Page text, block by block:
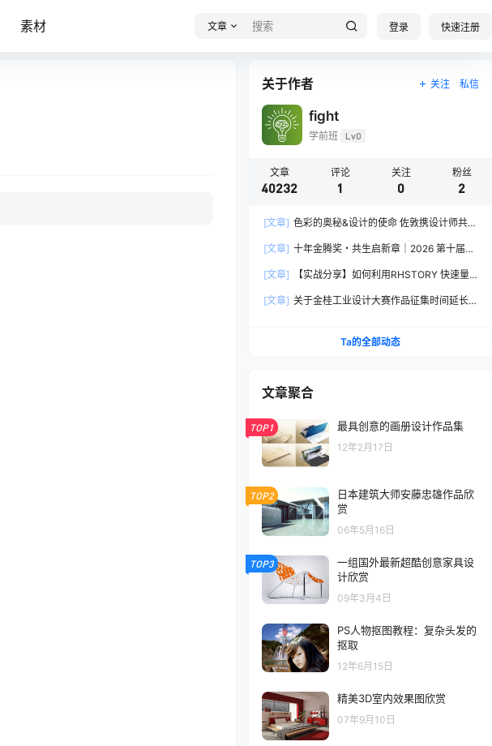
素材 文章 登录 快速注册
关于作者 关注 私信
fight
学前班 Lv0
文章
40232
评论
1
关注
0
粉丝
2
[文章] 色彩的奥秘&设计的使命 佐敦携设计师共探
[文章] 十年金腾奖・共生启新章｜2026 第十届金
[文章]
【实战分享】如何利用RHSTORY 快速量
[文章] 关于金桂工业设计大赛作品征集时间延长
Ta的全部动态
文章聚合
TOP1 最具创意的画册设计作品集
12年2月17日
TOP2
日本建筑大师安藤忠雄作品欣
赏
06年5月16日
TOP3
一组国外最新超酷创意家具设
计欣赏
09年3月4日
PS人物抠图教程：复杂头发的
抠取
12年6月15日
精美3D室内效果图欣赏
07年9月10日